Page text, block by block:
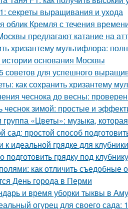
секреты выращивания и ухода
облик Кремля с течения
предлагают катание на
хризантему мультифлора:
истории основания Москвы
советов для успешного
как сохранить хризантему
чеснока до весны:
чеснок зимой: простые и
«Цветы»: музыка,
сад: простой способ
идеальной грядке для клубники
подготовить грядку под
как отличить съедобные
День города в Перми
и время уборки тыквы в
огурец для своего сада: